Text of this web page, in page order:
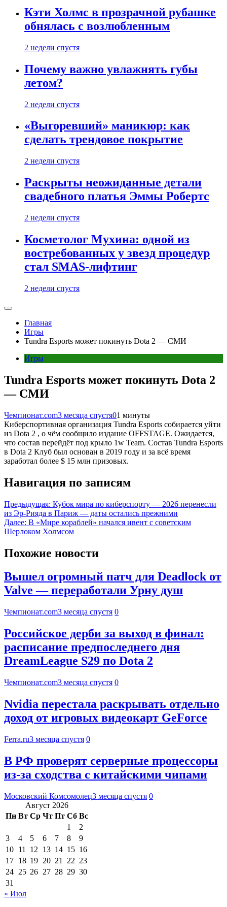
Кэти Холмс в прозрачной рубашке
обнялась с возлюбленным
2 недели спустя
Почему важно увлажнять губы
летом?
2 недели спустя
«Выгоревший» маникюр: как
сделать трендовое покрытие
2 недели спустя
Раскрыты неожиданные детали
свадебного платья Эммы Робертс
2 недели спустя
Косметолог Мухина: одной из
востребованных у звезд процедур
стал SMAS-лифтинг
2 недели спустя
Главная
Игры
Tundra Esports может покинуть Dota 2 — СМИ
Игры
Tundra Esports может покинуть Dota 2
— СМИ
Чемпионат.com3 месяца спустя01 минуты
Киберспортивная организация Tundra Esports собирается уйти
из Dota 2 , о чём сообщило издание OFFSTAGE. Ожидается,
что состав перейдёт под крыло 1w Team. Состав Tundra Esports
в Dota 2 Клуб был основан в 2019 году и за всё время
заработал более $ 15 млн призовых.
Навигация по записям
Предыдущая: Кубок мира по киберспорту — 2026 перенесли
из Эр-Рияда в Париж — даты остались прежними
Далее: В «Мире кораблей» начался ивент с советским
Шерлоком Холмсом
Похожие новости
Вышел огромный патч для Deadlock от
Valve — переработали Урну душ
Чемпионат.com3 месяца спустя 0
Российское дерби за выход в финал:
расписание предпоследнего дня
DreamLeague S29 по Dota 2
Чемпионат.com3 месяца спустя 0
Nvidia перестала раскрывать отдельно
доход от игровых видеокарт GeForce
Ferra.ru3 месяца спустя 0
В РФ проверят серверные процессоры
из-за сходства с китайскими чипами
Московский Комсомолец3 месяца спустя 0
Август 2026
Пн Вт Ср Чт Пт Сб Вс
1
2
3
4 5 6 7 8
9
10 11 12 13 14 15 16
17 18 19 20 21 22 23
24 25 26 27 28 29 30
31
« Июл